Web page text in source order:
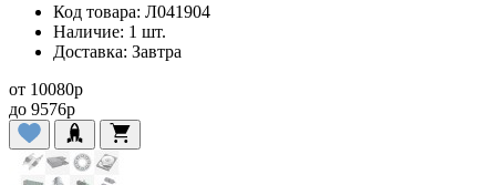
Код товара: Л041904
Наличие: 1 шт.
Доставка: Завтра
от 10080p
до 9576p